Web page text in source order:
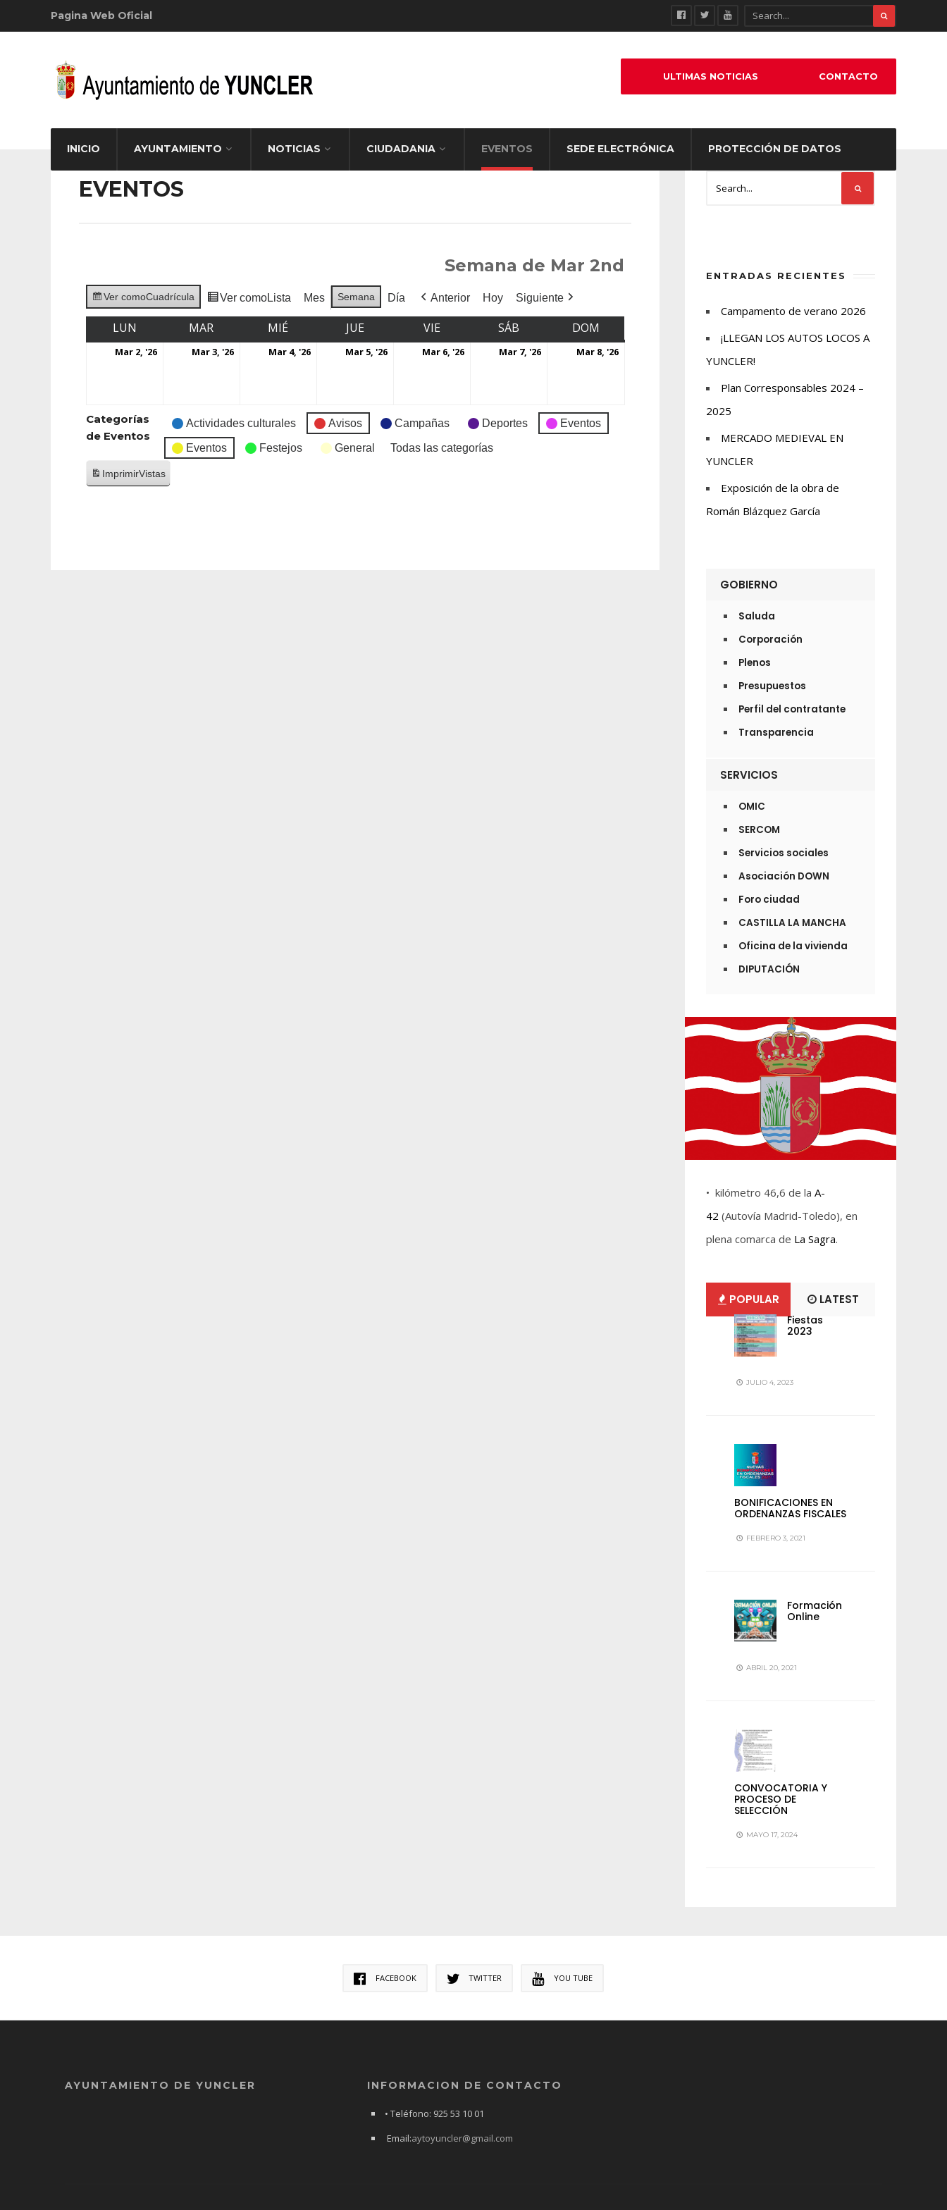
Pagina Web Oficial
INICIO AYUNTAMIENTO NOTICIAS CIUDADANIA EVENTOS SEDE ELECTRÓNICA PROTECCIÓN DE DATOS
ULTIMAS NOTICIAS CONTACTO
EVENTOS
Semana de Mar 2nd
Ver comoCuadrícula Ver comoLista Mes Semana Día Anterior Hoy Siguiente
LUN MAR MIÉ JUE VIE SÁB DOM
Mar 2, '26 Mar 3, '26 Mar 4, '26 Mar 5, '26 Mar 6, '26 Mar 7, '26 Mar 8, '26
Categorías
de Eventos
Actividades culturales Avisos Campañas Deportes Eventos
Eventos Festejos General Todas las categorías
ImprimirVistas
ENTRADAS RECIENTES
Campamento de verano 2026
¡LLEGAN LOS AUTOS LOCOS A
YUNCLER!
Plan Corresponsables 2024 –
2025
MERCADO MEDIEVAL EN
YUNCLER
Exposición de la obra de
Román Blázquez García
GOBIERNO
Saluda
Corporación
Plenos
Presupuestos
Perfil del contratante
Transparencia
SERVICIOS
OMIC
SERCOM
Servicios sociales
Asociación DOWN
Foro ciudad
CASTILLA LA MANCHA
Oficina de la vivienda
DIPUTACIÓN
• kilómetro 46,6 de la A-
42 (Autovía Madrid-Toledo), en
plena comarca de La Sagra.
POPULAR LATEST
Fiestas
2023
JULIO 4, 2023
BONIFICACIONES EN
ORDENANZAS FISCALES
FEBRERO 3, 2021
Formación
Online
ABRIL 20, 2021
CONVOCATORIA Y
PROCESO DE
SELECCIÓN
MAYO 17, 2024
FACEBOOK TWITTER YOU TUBE
AYUNTAMIENTO DE YUNCLER INFORMACION DE CONTACTO
• Teléfono: 925 53 10 01
Email:aytoyuncler@gmail.com